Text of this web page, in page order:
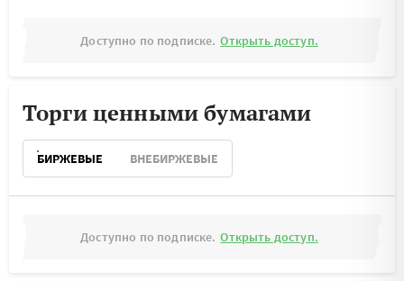
Доступно по подписке. Открыть доступ.
Торги ценными бумагами
БИРЖЕВЫЕ ВНЕБИРЖЕВЫЕ
Доступно по подписке. Открыть доступ.